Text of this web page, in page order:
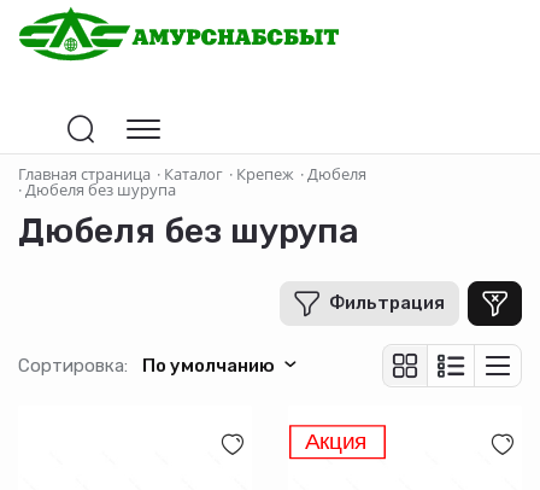
Главная страница · Каталог · Крепеж ·Дюбеля
·Дюбеля без шурупа
Дюбеля без шурупа
Фильтрация
В рублях
Сортировка: По умолчанию